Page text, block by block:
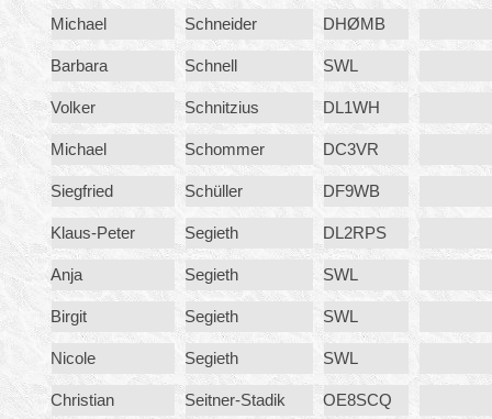
Michael Schneider DHØMB
Barbara Schnell SWL
Volker Schnitzius DL1WH
Michael Schommer DC3VR
Siegfried Schüller DF9WB
Klaus-Peter Segieth DL2RPS
Anja Segieth SWL
Birgit Segieth SWL
Nicole Segieth SWL
Christian Seitner-Stadik OE8SCQ